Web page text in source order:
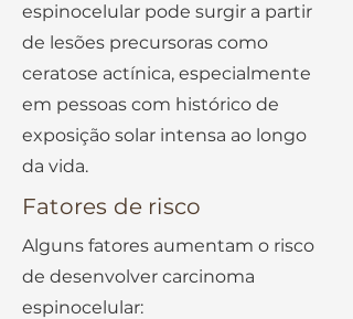
espinocelular pode surgir a partir
de lesões precursoras como
ceratose actínica, especialmente
em pessoas com histórico de
exposição solar intensa ao longo
da vida.
Fatores de risco
Alguns fatores aumentam o risco
de desenvolver carcinoma
espinocelular: